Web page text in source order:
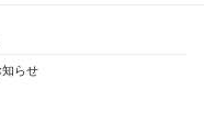
らせ